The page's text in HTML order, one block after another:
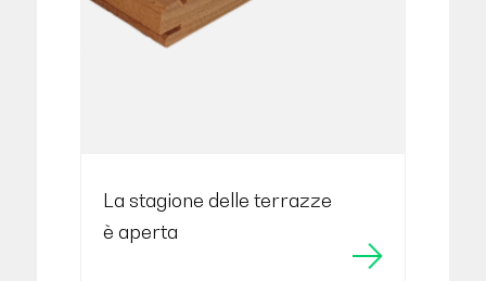
La stagione delle terrazze
è aperta